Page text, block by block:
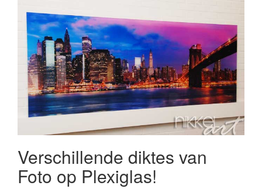
Verschillende diktes van
Foto op Plexiglas!